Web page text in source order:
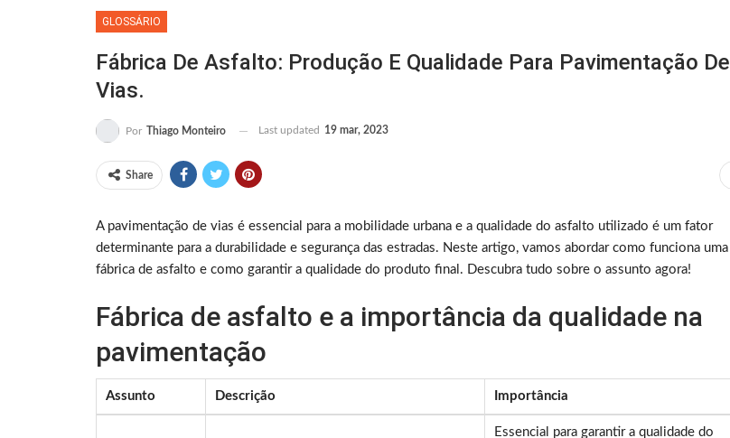
GLOSSÁRIO
Fábrica De Asfalto: Produção E Qualidade Para Pavimentação De
Vias.
Por Thiago Monteiro Last updated 19 mar, 2023
Share
A pavimentação de vias é essencial para a mobilidade urbana e a qualidade do asfalto utilizado é um fator
determinante para a durabilidade e segurança das estradas. Neste artigo, vamos abordar como funciona uma
fábrica de asfalto e como garantir a qualidade do produto final. Descubra tudo sobre o assunto agora!
Fábrica de asfalto e a importância da qualidade na
pavimentação
Assunto Descrição Importância
Essencial para garantir a qualidade do